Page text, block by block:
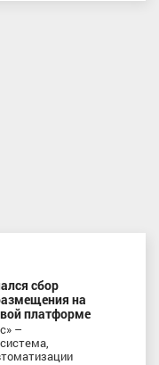
сбор
на
платформе
–